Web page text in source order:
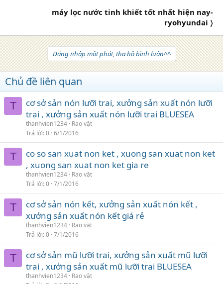
máy lọc nước tinh khiết tốt nhất hiện nay-
ryohyundai 〉
Đăng nhập một phát, tha hồ bình luận^^
Chủ đề liên quan
T
cơ sở sản nón lưỡi trai, xưởng sản xuất nón lưỡi
trai , xưởng sản xuất nón lưỡi trai BLUESEA
thanhvien1234 Rao vặt
Trả lời 0 6/1/2016
T
co so san xuat non ket , xuong san xuat non ket
, xuong san xuat non ket gia re
thanhvien1234 Rao vặt
Trả lời 0 7/1/2016
T
cơ sở sản nón kết, xưởng sản xuất nón kết ,
xưởng sản xuất nón kết giá rẻ
thanhvien1234 Rao vặt
Trả lời 0 7/1/2016
T
cơ sở sản mũ lưỡi trai, xưởng sản xuất mũ lưỡi
trai , xưởng sản xuất mũ lưỡi trai BLUESEA
thanhvien1234 Rao vặt